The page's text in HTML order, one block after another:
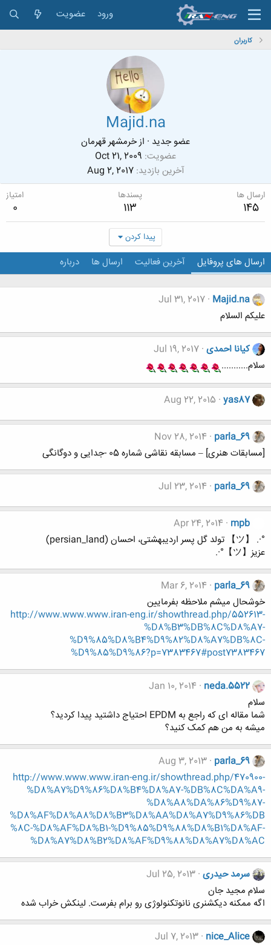
ورود عضویت
کاربران
Majid.na
عضو جدید · ازخرمشهر قهرمان
عضویت Oct 21, 2009
آخرین بازدید Aug 2, 2017
ارسال ها
145
پسندها
113
امتیاز
0
پیدا کردن
ارسال های پروفایل آخرین فعالیت ارسال ها درباره
Majid.na
Jul 31, 2017
علیکم السلام
کیانا احمدی Jul 19, 2017
سلام...........
yas87
Aug 22, 2015
parla_69
Nov 28, 2014
[مسابقات هنری] – مسابقه نقاشی شماره 05 -جدایی و دوگانگی
parla_69
Jul 23, 2014
mpb
Apr 24, 2014
°·. 【ツ】 تولد گل پسر اردیبهشتی، احسان (persian_land)
عزیز【ツ】°·.
parla_69
Mar 6, 2014
خوشحال میشم ملاحظه بفرمایین
http://www.www.www.iran-eng.ir/showthread.php/552613-
%D8%B3%DB%8C%D8%A7-
%D9%85%D8%B4%D9%82%D8%A7%DB%8C-
%D9%85%D9%86?p=7383467#post7383467
neda.5522
Jan 10, 2014
سلام
شما مقاله ای که راجع به EPDM احتیاج داشتید پیدا کردید؟
میشه به من هم کمک کنید؟
parla_69
Aug 3, 2013
http://www.www.www.iran-eng.ir/showthread.php/470900-
%D8%A7%D9%86%D8%B4%D8%A7-%DB%8C%DA%A9-
%D8%A8%DA%86%D9%87-
%D8%AF%D8%A8%D8%B3%D8%AA%D8%A7%D9%86%DB
%8C-%D8%AF%D8%B1-%D9%85%D9%88%D8%B1%D8%AF-
%D8%A7%D8%B2%D8%AF%D9%88%D8%A7%D8%AC
سرمد حیدری Jul 25, 2013
سلام مجید جان
اگه ممکنه دیکشنری نانوتکنولوژی رو برام بفرست. لینکش خراب شده
nice_Alice
Jul 7, 2013